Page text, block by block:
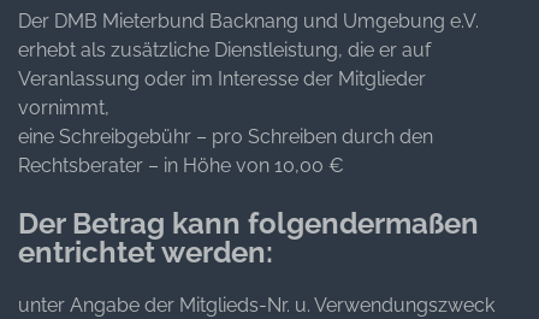
Der DMB Mieterbund Backnang und Umgebung e.V.
erhebt als zusätzliche Dienstleistung, die er auf
Veranlassung oder im Interesse der Mitglieder
vornimmt,
eine Schreibgebühr – pro Schreiben durch den
Rechtsberater – in Höhe von 10,00 €
Der Betrag kann folgendermaßen
entrichtet werden:
unter Angabe der Mitglieds-Nr. u. Verwendungszweck